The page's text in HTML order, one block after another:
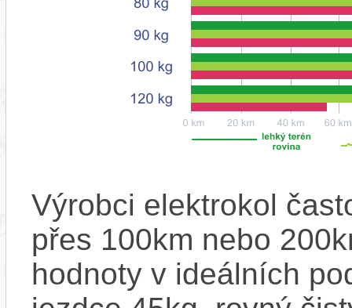
Výrobci elektrokol
přes 100km nebo
hodnoty v ideálních